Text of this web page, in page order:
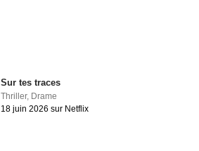
Sur tes traces
Thriller, Drame
18 juin 2026 sur Netflix